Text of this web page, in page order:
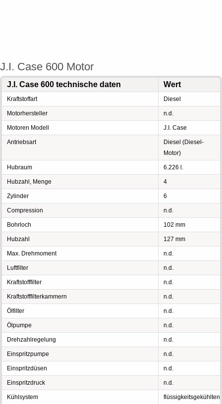
J.I. Case 600 Motor
J.I. Case 600 technische daten Wert
Kraftstoffart Diesel
Motorhersteller n.d.
Motoren Modell J.I. Case
Antriebsart
Diesel (Diesel-
Motor)
Hubraum 6.226 l.
Hubzahl, Menge 4
Zylinder 6
Compression n.d.
Bohrloch 102 mm
Hubzahl 127 mm
Max. Drehmoment n.d.
Luftfilter n.d.
Kraftstofffilter n.d.
Kraftstofffilterkammern n.d.
Ölfilter n.d.
Ölpumpe n.d.
Drehzahlregelung n.d.
Einspritzpumpe n.d.
Einspritzdüsen n.d.
Einspritzdruck n.d.
Kühlsystem
flüssigkeitsgekühlten